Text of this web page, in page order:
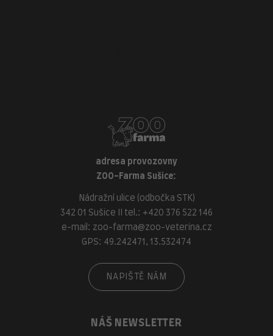
adresa provozovny
ZOO-Farma Sušice:
Nádražní ulice (odbočka STK)
342 01 Sušice II tel.: +420 376 522 146
e-mail: zoo-farma@zoo-veterina.cz
GPS: 49.242471, 13.532474
NAPIŠTĚ NÁM
NÁŠ NEWSLETTER